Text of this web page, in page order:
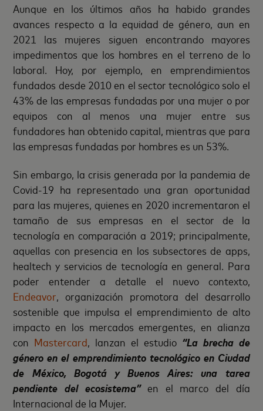
Aunque en los últimos años ha habido grandes
avances respecto a la equidad de género, aun en
2021 las mujeres siguen encontrando mayores
impedimentos que los hombres en el terreno de lo
laboral. Hoy, por ejemplo, en emprendimientos
fundados desde 2010 en el sector tecnológico solo el
43% de las empresas fundadas por una mujer o por
equipos con al menos una mujer entre sus
fundadores han obtenido capital, mientras que para
las empresas fundadas por hombres es un 53%.
Sin embargo, la crisis generada por la pandemia de
Covid-19 ha representado una gran oportunidad
para las mujeres, quienes en 2020 incrementaron el
tamaño de sus empresas en el sector de la
tecnología en comparación a 2019; principalmente,
aquellas con presencia en los subsectores de apps,
healtech y servicios de tecnología en general. Para
poder entender a detalle el nuevo contexto,
Endeavor, organización promotora del desarrollo
sostenible que impulsa el emprendimiento de alto
impacto en los mercados emergentes, en alianza
con Mastercard, lanzan el estudio “La brecha de
género en el emprendimiento tecnológico en Ciudad
de México, Bogotá y Buenos Aires: una tarea
pendiente del ecosistema”en el marco del día
Internacional de la Mujer.